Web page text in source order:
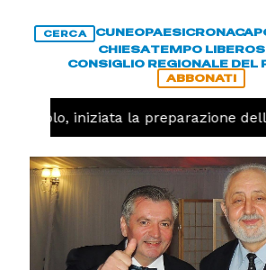
CERCA CUNEOPAESICRONACA
CHIESATEMPO LIBERO
CONSIGLIO REGIONALE DEL
ABBONATI
iniziata la preparazione della